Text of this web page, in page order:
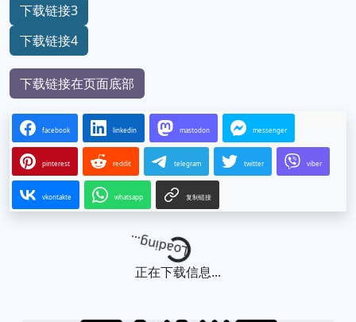
下载链接3
下载链接4
下载链接在页面底部
facebook linkedin mastodon messenger
pinterest reddit telegram twitter viber
vkontakte whatsapp 复制链接
Loading...
正在下载信息...